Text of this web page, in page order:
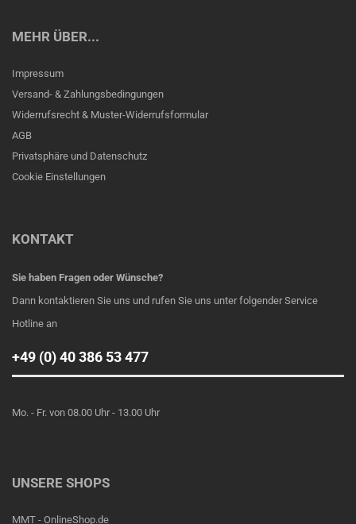
MEHR ÜBER...
Impressum
Versand- & Zahlungsbedingungen
Widerrufsrecht & Muster-Widerrufsformular
AGB
Privatsphäre und Datenschutz
Cookie Einstellungen
KONTAKT
Sie haben Fragen oder Wünsche?
Dann kontaktieren Sie uns und rufen Sie uns unter folgender Service
Hotline an
+49 (0) 40 386 53 477
Mo. - Fr. von 08.00 Uhr - 13.00 Uhr
UNSERE SHOPS
MMT - OnlineShop.de